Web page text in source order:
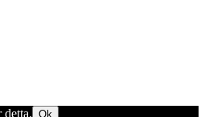
detta. Ok